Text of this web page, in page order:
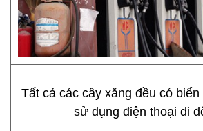
Tất cả các cây xăng đều có
sử dụng điện thoại di